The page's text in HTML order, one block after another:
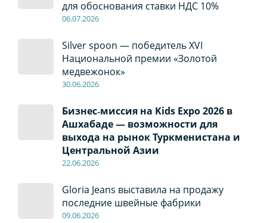
для обоснования ставки НДС 10%
06.07.2026
Silver spoon — победитель XVI
Национальной премии «Золотой
медвежонок»
30.06.2026
Бизнес‑миссия на Kids Expo 2026 в
Ашхабаде — возможности для
выхода на рынок Туркменистана и
Центральной Азии
22.06.2026
Gloria Jeans выставила на продажу
последние швейные фабрики
09.06.2026